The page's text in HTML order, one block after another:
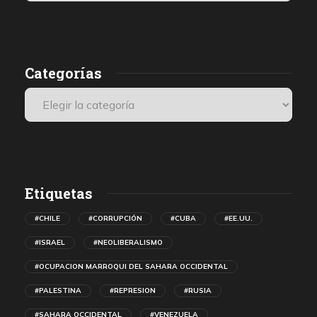
los médicos, que se encuentran entre los últimos testigos
Categorías
Etiquetas
#CHILE #CORRUPCIÓN #CUBA #EE.UU.
#ISRAEL #NEOLIBERALISMO
#OCUPACION MARROQUI DEL SAHARA OCCIDENTAL
#PALESTINA #REPRESION #RUSIA
#SAHARA OCCIDENTAL #VENEZUELA